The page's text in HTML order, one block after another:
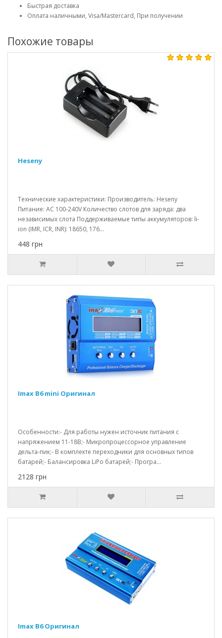
Быстрая доставка
Оплата наличными, Visa/Mastercard, При получении
Похожие товары
Heseny
Технические характеристики: Производитель: Heseny
Питание: AC 100-240V Количество слотов для заряда: два
независимых слота Поддерживаемые типы аккумуляторов: li-
ion (IMR, ICR, INR): 18650, 176...
448 грн
Imax B6 mini Оригинал
Особенности:- Для работы нужен источник питания с
напряжением 11-18В;- Микропроцессорное управление
дельта-пик;- В комплекте переходники для основных типов
батарей;- Балансировка LiPo батарей;- Програ...
2128 грн
Imax B6 Оригинал